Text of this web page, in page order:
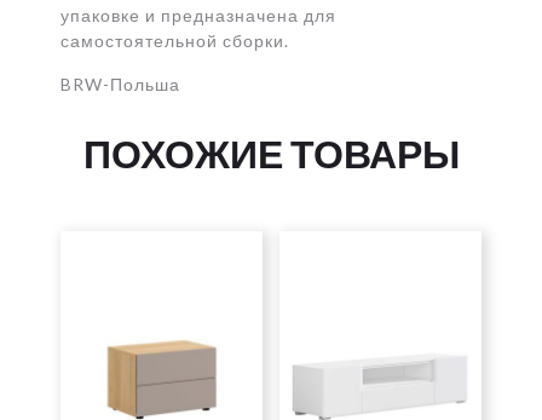
упаковке и предназначена для
самостоятельной сборки.
BRW-Польша
ПОХОЖИЕ ТОВАРЫ